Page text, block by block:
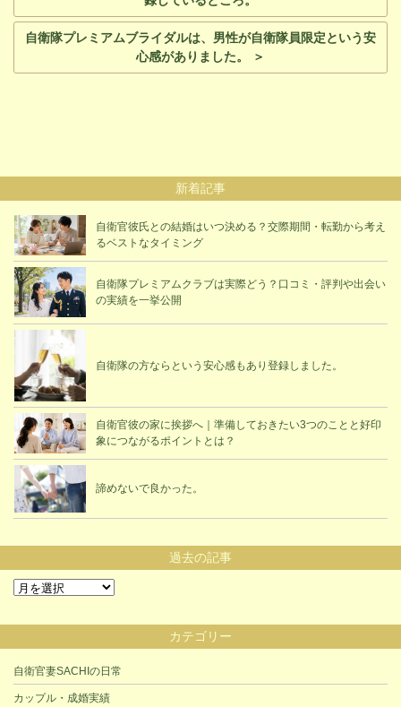
自衛隊プレミアムブライダルは、男性が自衛隊員限定という安
心感がありました。 ＞
新着記事
自衛官彼氏との結婚はいつ決める？交際期間・転勤から考え
るベストなタイミング
自衛隊プレミアムクラブは実際どう？口コミ・評判や出会い
の実績を一挙公開
自衛隊の方ならという安心感もあり登録しました。
自衛官彼の家に挨拶へ｜準備しておきたい3つのことと好印
象につながるポイントとは？
諦めないで良かった。
過去の記事
の
カテゴリー
自衛官妻SACHIの日常
カップル・成婚実績